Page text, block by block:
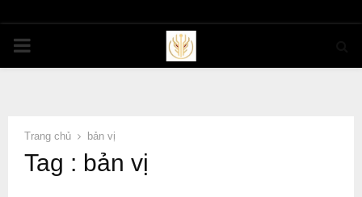
PRIMARY
Trang chủ bản vị
Tag : bản vị